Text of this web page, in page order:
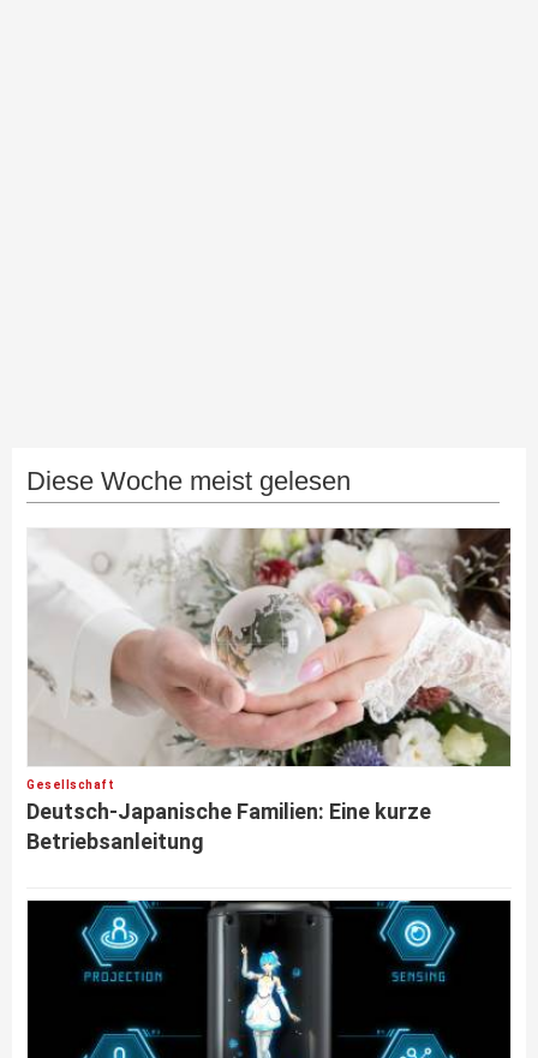
Diese Woche meist gelesen
Gesellschaft
Deutsch-Japanische Familien: Eine kurze
Betriebsanleitung